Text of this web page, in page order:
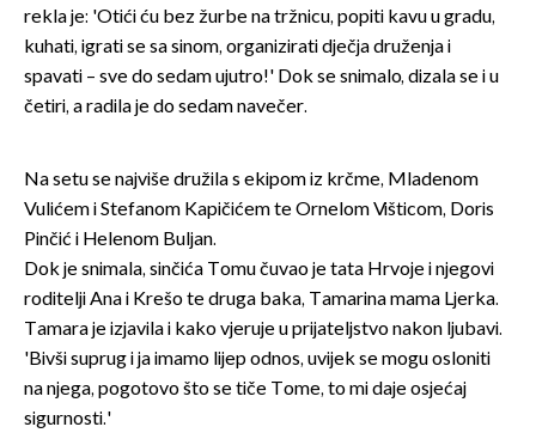
rekla je: 'Otići ću bez žurbe na tržnicu, popiti kavu u gradu,
kuhati, igrati se sa sinom, organizirati dječja druženja i
spavati – sve do sedam ujutro!' Dok se snimalo, dizala se i u
četiri, a radila je do sedam navečer.
Na setu se najviše družila s ekipom iz krčme, Mladenom
Vulićem i Stefanom Kapičićem te Ornelom Višticom, Doris
Pinčić i Helenom Buljan.
Dok je snimala, sinčića Tomu čuvao je tata Hrvoje i njegovi
roditelji Ana i Krešo te druga baka, Tamarina mama Ljerka.
Tamara je izjavila i kako vjeruje u prijateljstvo nakon ljubavi.
'Bivši suprug i ja imamo lijep odnos, uvijek se mogu osloniti
na njega, pogotovo što se tiče Tome, to mi daje osjećaj
sigurnosti.'